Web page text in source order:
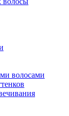
волосами